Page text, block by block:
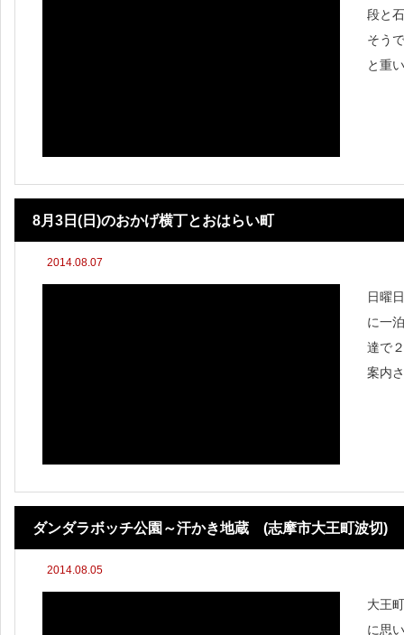
段と
そう
と重
8月3日(日)のおかげ横丁とおはらい町
2014.08.07
日曜
に一
達で
案内
ダンダラボッチ公園～汗かき地蔵 (志摩市大王町波切)
2014.08.05
大王
に思